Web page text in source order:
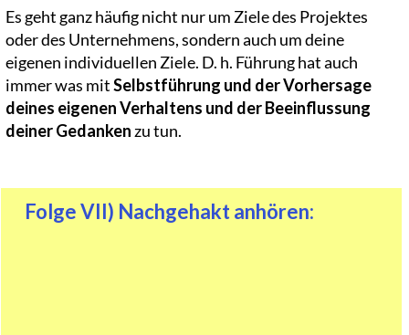
Es geht ganz häufig nicht nur um Ziele des Projektes
oder des Unternehmens, sondern auch um deine
eigenen individuellen Ziele. D. h. Führung hat auch
immer was mitSelbstführung und der Vorhersage
deines eigenen Verhaltens und der Beeinflussung
deiner Gedankenzu tun.
Folge VII) Nachgehakt anhören: